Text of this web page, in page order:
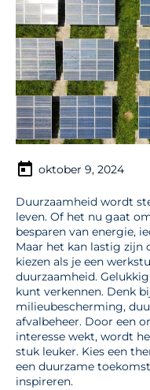
oktober 9, 2024
Duurzaamheid wordt
leven. Of het nu gaat
besparen van energie,
Maar het kan lastig zijn
kiezen als je een
duurzaamheid.
kunt verkennen. Denk
milieubescherming,
afvalbeheer. Door een
interesse wekt, wordt
stuk leuker. Kies een
een duurzame
inspireren.